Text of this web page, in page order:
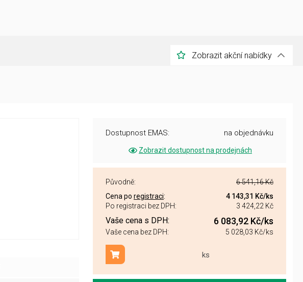
Zobrazit akční nabídky
Dostupnost EMAS: na objednávku
Zobrazit dostupnost na prodejnách
Původně:
6 541,16 Kč
Cena po registraci: 4 143,31 Kč/ks
Po registraci bez DPH:
3 424,22 Kč
Vaše cena s DPH: 6 083,92 Kč/ks
Vaše cena bez DPH: 5 028,03 Kč/ks
ks
Přidat do košíku